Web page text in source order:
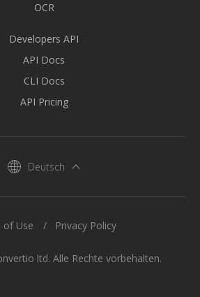
OCR
Developers API
API Docs
CLI Docs
API Pricing
Deutsch
ltd. Alle Rechte vorbehalten.
of Use Privacy Policy